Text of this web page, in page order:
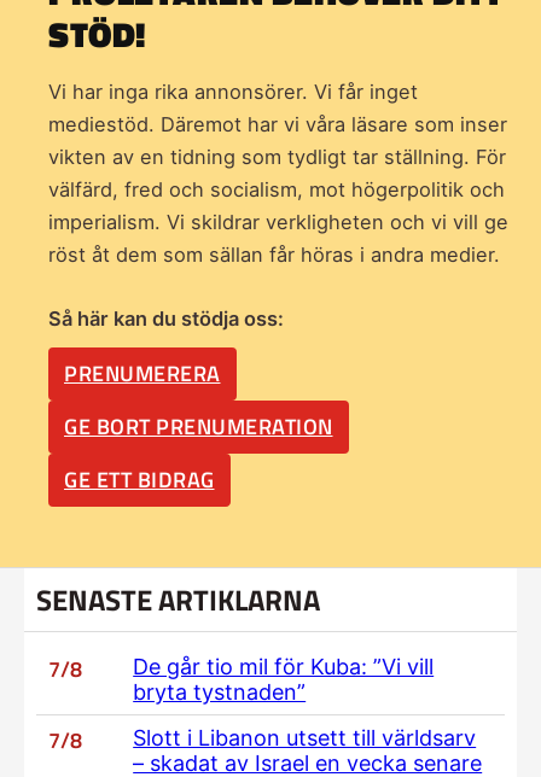
STÖD!
Vi har inga rika annonsörer. Vi får inget
mediestöd. Däremot har vi våra läsare som inser
vikten av en tidning som tydligt tar ställning. För
välfärd, fred och socialism, mot högerpolitik och
imperialism. Vi skildrar verkligheten och vi vill ge
röst åt dem som sällan får höras i andra medier.
Så här kan du stödja oss:
PRENUMERERA
GE BORT PRENUMERATION
GE ETT BIDRAG
SENASTE ARTIKLARNA
7/8
De går tio mil för Kuba: ”Vi vill
bryta tystnaden”
7/8
Slott i Libanon utsett till världsarv
– skadat av Israel en vecka senare